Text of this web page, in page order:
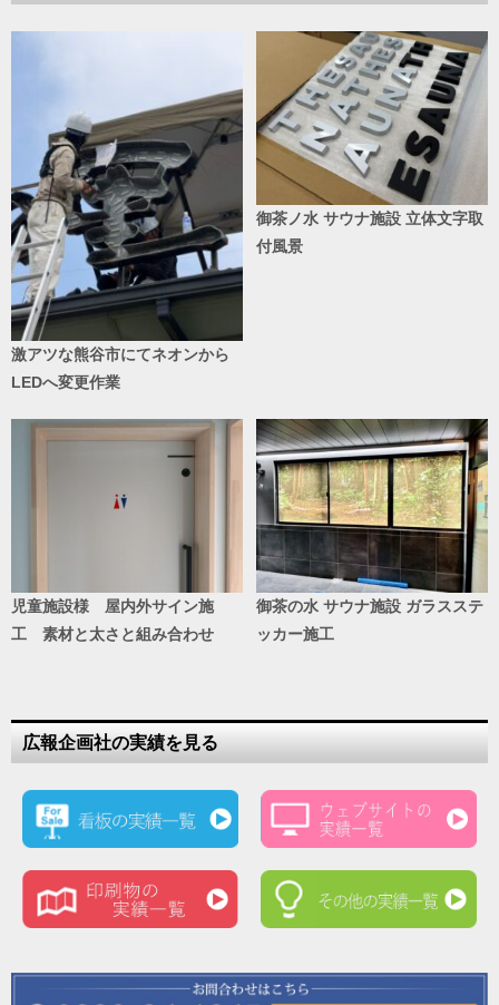
激アツな熊谷市にてネオンから
LEDへ変更作業
御茶ノ水 サウナ施設 立体文字取
付風景
児童施設様 屋内外サイン施
工 素材と太さと組み合わせ
御茶の水 サウナ施設 ガラスステ
ッカー施工
広報企画社の実績を見る